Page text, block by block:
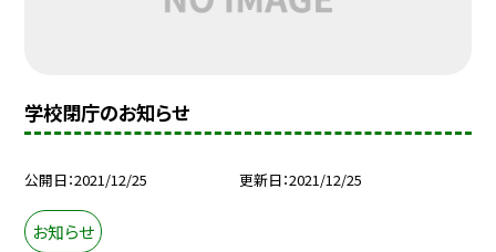
学校閉庁のお知らせ
公開日 2021/12/25 更新日 2021/12/25
お知らせ